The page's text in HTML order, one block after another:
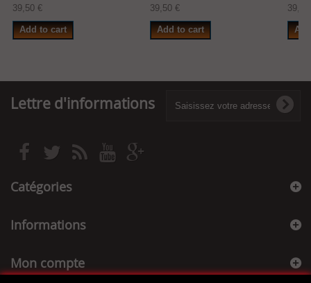
39,50 €
Add to cart
39,50 €
Add to cart
Lettre d'informations
Catégories
Informations
Mon compte